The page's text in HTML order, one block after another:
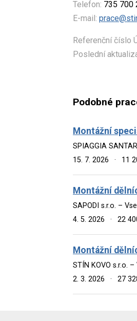
Telefon: 735 700
E-mail:
Referenční číslo
Poslední
Podobné
Montážní
SPIAGGIA
15. 7. 2026
· 11
Montážní
SAPODI s.r.o. –
4. 5. 2026
· 22
Montážní
STÍN KOVO s.r.o. –
2. 3. 2026
· 27